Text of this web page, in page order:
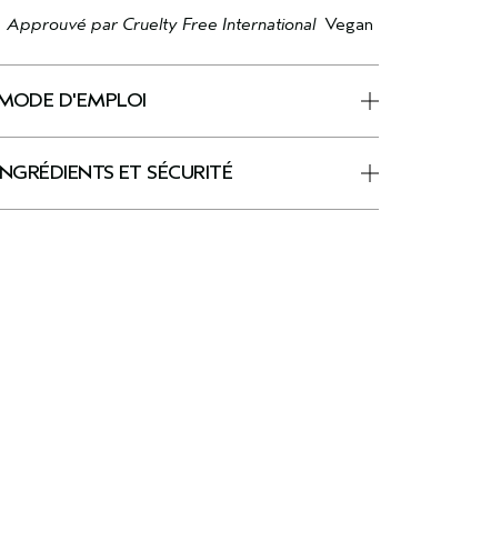
Approuvé par Cruelty Free International Vegan
D'EMPLOI
ET SÉCURITÉ